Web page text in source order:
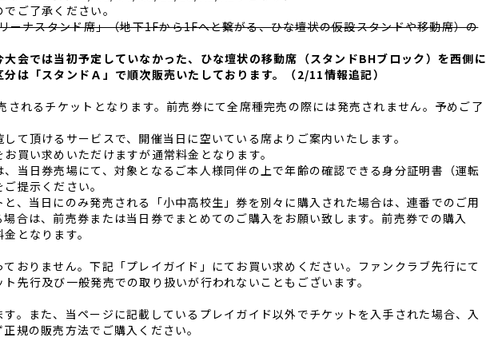
ご了承ください。
ナスタンド席」（地下1Fから1Fへと繋がる、ひな壇状の仮設スタンドや移動席）の
会では当初予定していなかった、ひな壇状の移動席（スタンドBHブロック）を西側に
は「スタンドＡ」で順次販売いたしております。（2/11情報追記）
れるチケットとなります。前売券にて全席種完売の際には発売されません。予めご了
て頂けるサービスで、開催当日に空いている席よりご案内いたします。
買い求めいただけますが通常料金となります。
当日券売場にて、対象となるご本人様同伴の上で年齢の確認できる身分証明書（運転
提示ください。
、当日にのみ発売される「小中高校生」券を別々に購入された場合は、連番でのご用
合は、前売券または当日券でまとめてのご購入をお願い致します。前売券での購入
となります。
おりません。下記「プレイガイド」にてお買い求めください。ファンクラブ先行にて
先行及び一般発売での取り扱いが行われないこともございます。
。また、当ページに記載しているプレイガイド以外でチケットを入手された場合、入
規の販売方法でご購入ください。